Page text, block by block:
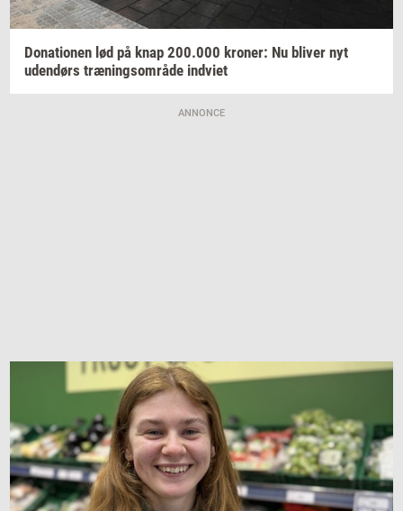
Do­na­tio­nen lød på knap 200.000 kro­ner: Nu bli­ver nyt
uden­dørs træ­nings­om­rå­de ind­vi­et
ANNONCE